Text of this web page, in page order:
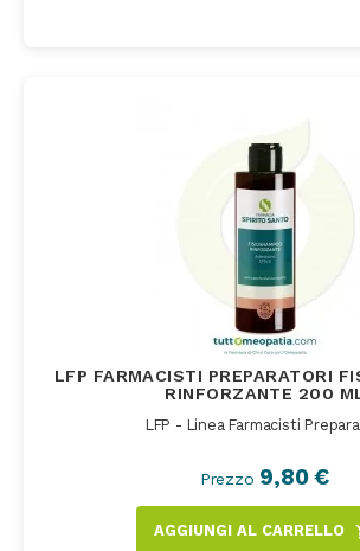
LFP FARMACISTI PREPARATORI
RINFORZANTE 200
LFP - Linea Farmacisti
Prezzo 9,80 €
AGGIUNGI AL CARRELLO